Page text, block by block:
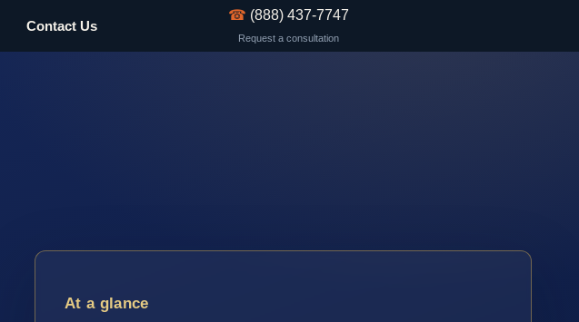
Contact Us
☎ (888) 437-7747
Request a consultation
At a glance